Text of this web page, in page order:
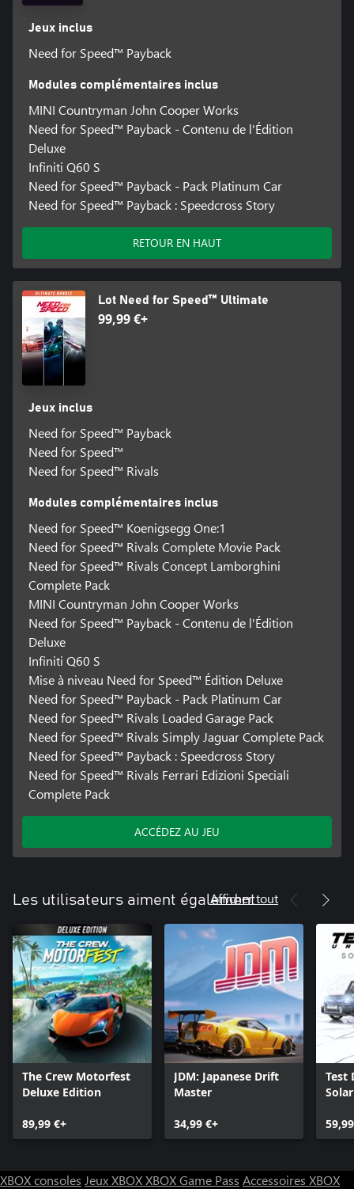
Jeux inclus
Need for Speed™ Payback
Modules complémentaires inclus
MINI Countryman John Cooper Works
Need for Speed™ Payback - Contenu de l'Édition
Deluxe
Infiniti Q60 S
Need for Speed™ Payback - Pack Platinum Car
Need for Speed™ Payback : Speedcross Story
RETOUR EN HAUT
Lot Need for Speed™ Ultimate
99,99 €+
Jeux inclus
Need for Speed™ Payback
Need for Speed™
Need for Speed™ Rivals
Modules complémentaires inclus
Need for Speed™ Koenigsegg One:1
Need for Speed™ Rivals Complete Movie Pack
Need for Speed™ Rivals Concept Lamborghini
Complete Pack
MINI Countryman John Cooper Works
Need for Speed™ Payback - Contenu de l'Édition
Deluxe
Infiniti Q60 S
Mise à niveau Need for Speed™ Édition Deluxe
Need for Speed™ Payback - Pack Platinum Car
Need for Speed™ Rivals Loaded Garage Pack
Need for Speed™ Rivals Simply Jaguar Complete Pack
Need for Speed™ Payback : Speedcross Story
Need for Speed™ Rivals Ferrari Edizioni Speciali
Complete Pack
ACCÉDEZ AU JEU
Les utilisateurs aiment également
Afficher tout
The Crew Motorfest
Deluxe Edition
89,99 €+
JDM: Japanese Drift
Master
34,99 €+
Test
XBOX consoles Jeux XBOXXBOX Game Pass Accessoires XBOX